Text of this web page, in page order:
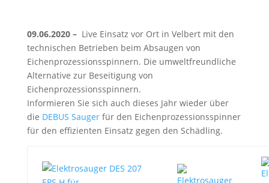
09.06.2020 – Live Einsatz vor Ort in Velbert mit den
technischen Betrieben beim Absaugen von
Eichenprozessionsspinnern. Die umweltfreundliche
Alternative zur Beseitigung von
Eichenprozessionsspinnern.
Informieren Sie sich auch dieses Jahr wieder über
die DEBUS Saugerfür den Eichenprozessionsspinner
für den effizienten Einsatz gegen den Schädling.